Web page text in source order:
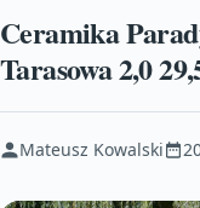
Ceramika
Tarasowa 2,0
Mateusz Kowalski